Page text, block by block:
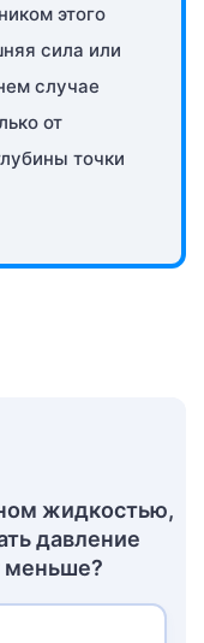
этого
сила или
случае
от
точки
жидкостью,
давление
меньше?